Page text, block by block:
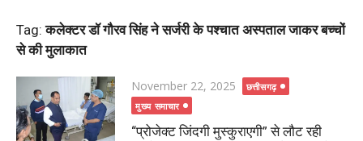
Tag:कलेक्टर डॉ गौरव सिंह ने सर्जरी के पश्चात अस्पताल जाकर बच्चों
से की मुलाकात
Posted
on
November 22, 2025
छत्तीसगढ़
मुख्य समाचार
“प्रोजेक्ट जिंदगी मुस्कुराएगी” से लौट रही